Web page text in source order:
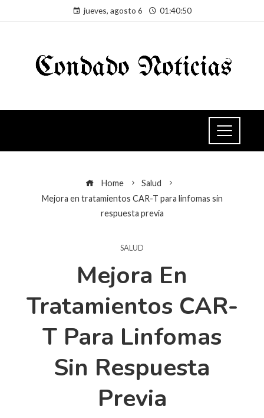
jueves, agosto 6 01:40:51
Home
Salud
Mejora en tratamientos CAR-T para linfomas sin
respuesta previa
SALUD
Mejora En
Tratamientos CAR-
T Para Linfomas
Sin Respuesta
Previa